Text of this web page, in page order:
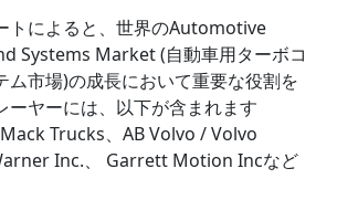
トによると、世界のAutomotive
Systems Market (自動車用ターボコ
ム市場)の成長において重要な役割を
ーヤーには、以下が含まれます
Trucks、AB Volvo / Volvo
Inc.、 Garrett Motion Incなど